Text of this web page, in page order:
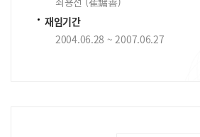
재임기간
2004.06.28 ~ 2007.06.27